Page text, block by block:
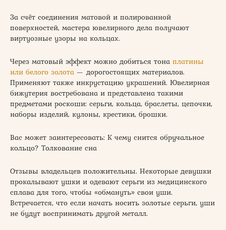
За счёт соединения матовой и полированной
поверхностей, мастера ювелирного дела получают
виртуозные узоры на кольцах.
Через матовый эффект можно добиться тона платины
или белого золота — дорогостоящих материалов.
Применяют также инкрустацию украшений. Ювелирная
бижутерия востребована и представлена такими
предметами роскоши: серьги, кольца, браслеты, цепочки,
наборы изделий, кулоны, крестики, брошки.
Вас может заинтересовать: К чему снится обручальное
кольцо? Толкование сна
Отзывы владельцев положительны. Некоторые девушки
прокалывают ушки и одевают серьги из медицинского
сплава для того, чтобы «обмануть» свои уши.
Встречается, что если начать носить золотые серьги, уши
не будут воспринимать другой металл.